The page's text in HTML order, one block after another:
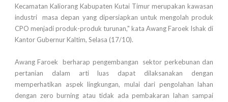
Kecamatan Kaliorang Kabupaten Kutai Timur merupakan kawasan
industri masa depan yang dipersiapkan untuk mengolah produk
CPO menjadi produk-produk turunan," kata Awang Faroek Ishak di
Kantor Gubernur Kaltim, Selasa (17/10).
Awang Faroek berharap pengembangan sektor perkebunan dan
pertanian dalam arti luas dapat dilaksanakan dengan
memperhatikan aspek lingkungan, mulai dari pengolahan lahan
dengan zero burning atau tidak ada pembakaran lahan sampai